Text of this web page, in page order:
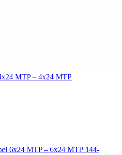
MTP – 4x24 MTP
144-